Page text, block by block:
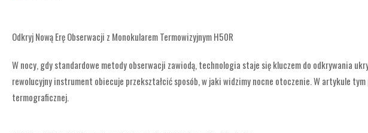
Odkryj Nową Erę Obserwacji z Monokularem Termowizyjnym H50R
W nocy, gdy standardowe metody obserwacji zawiodą, technologia staje się kluczem do odkrywania
rewolucyjny instrument obiecuje przekształcić sposób, w jaki widzimy nocne otoczenie. W artykule
termograficznej.